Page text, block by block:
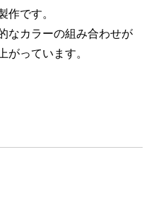
作です。
なカラーの組み合わせが
がっています。